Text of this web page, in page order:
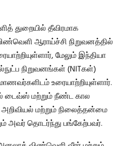
துறையில் தீவிரமாக
ஆராய்ச்சி நிறுவனத்தில்
மேலும் இந்தியா
நிறுவனங்கள் (NITகள்)
உரையாற்றியுள்ளார்.
மற்றும் நீண்ட கால
மற்றும் நிலைத்தன்மை
அவர் தொடர்ந்து பங்கேற்பவர்.